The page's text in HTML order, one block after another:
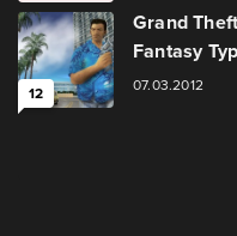
12
Grand
Fantasy
07.03.2012